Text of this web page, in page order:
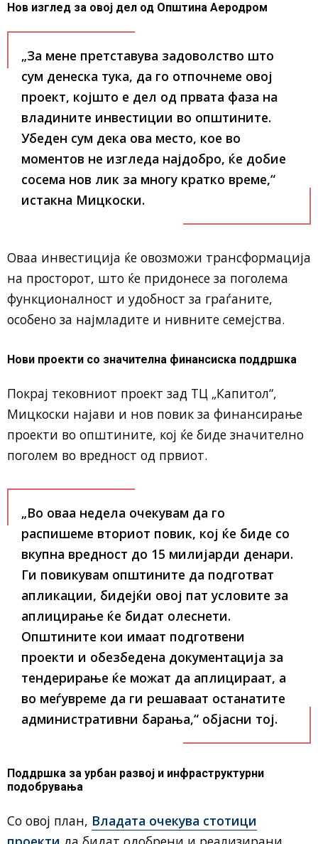
Нов изглед за овој дел од Општина Аеродром
„За мене претставува задоволство што
сум денеска тука, да го отпочнеме овој
проект, којшто е дел од првата фаза на
владините инвестиции во општините.
Убеден сум дека ова место, кое во
моментов не изгледа најдобро, ќе добие
сосема нов лик за многу кратко време,“
истакна Мицкоски.
Оваа инвестиција ќе овозможи трансформација
на просторот, што ќе придонесе за поголема
функционалност и удобност за граѓаните,
особено за најмладите и нивните семејства.
Нови проекти со значителна финансиска поддршка
Покрај тековниот проект зад ТЦ „Капитол“,
Мицкоски најави и нов повик за финансирање
проекти во општините, кој ќе биде значително
поголем во вредност од првиот.
„Во оваа недела очекувам да го
распишеме вториот повик, кој ќе биде со
вкупна вредност до 15 милијарди денари.
Ги повикувам општините да подготват
апликации, бидејќи овој пат условите за
аплицирање ќе бидат олеснети.
Општините кои имаат подготвени
проекти и обезбедена документација за
тендерирање ќе можат да аплицираат, а
во меѓувреме да ги решаваат останатите
административни барања,“ објасни тој.
Поддршка за урбан развој и инфраструктурни
подобрувања
Со овој план, Владата очекува стотици